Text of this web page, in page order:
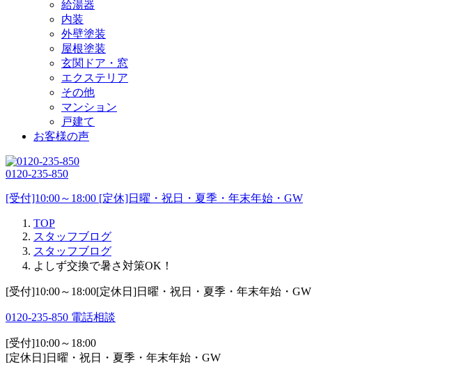
給湯器
内装
外壁塗装
屋根塗装
玄関ドア・窓
エクステリア
その他
マンション
戸建て
お客様の声
0120-235-850
[受付]10:00～18:00 [定休]日曜・祝日・夏季・年末年始・GW
TOP
スタッフブログ
スタッフブログ
よしず交換で暑さ対策OK！
[受付]10:00～18:00[定休日]日曜・祝日・夏季・年末年始・GW
0120-235-850 電話相談
[受付]10:00～18:00
[定休日]日曜・祝日・夏季・年末年始・GW